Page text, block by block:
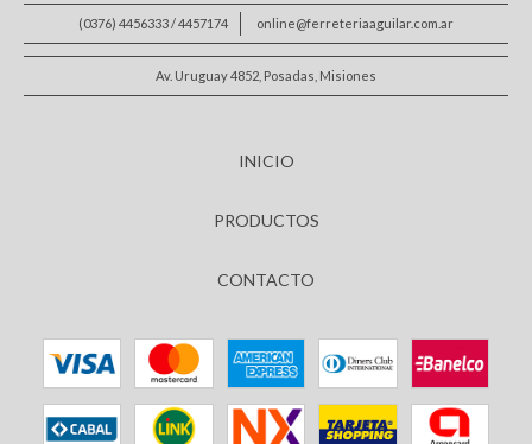
(0376) 4456333 / 4457174 online@ferreteriaaguilar.com.ar
Av. Uruguay 4852, Posadas, Misiones
INICIO
PRODUCTOS
CONTACTO